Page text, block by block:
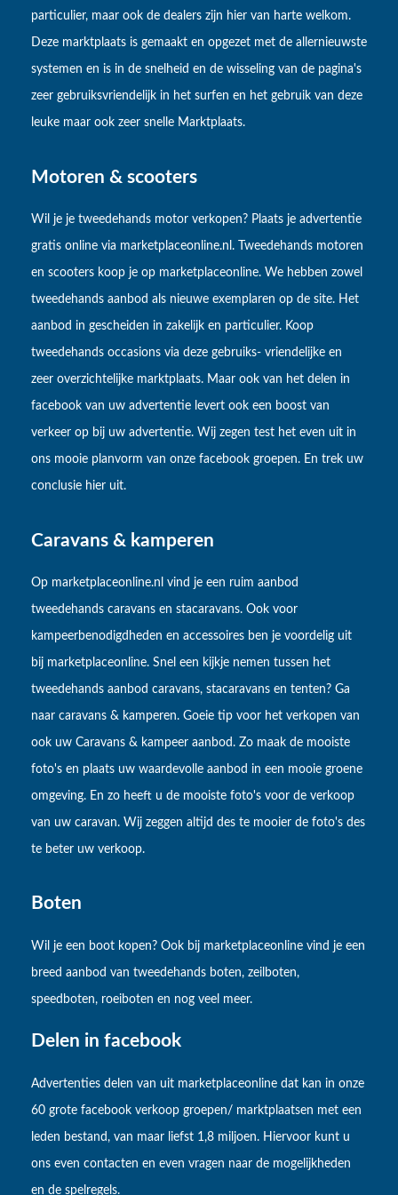
particulier, maar ook de dealers zijn hier van harte welkom.
Deze marktplaats is gemaakt en opgezet met de allernieuwste
systemen en is in de snelheid en de wisseling van de pagina's
zeer gebruiksvriendelijk in het surfen en het gebruik van deze
leuke maar ook zeer snelle Marktplaats.
Motoren & scooters
Wil je je tweedehands motor verkopen? Plaats je advertentie
gratis online via marketplaceonline.nl. Tweedehands motoren
en scooters koop je op marketplaceonline. We hebben zowel
tweedehands aanbod als nieuwe exemplaren op de site. Het
aanbod in gescheiden in zakelijk en particulier. Koop
tweedehands occasions via deze gebruiks- vriendelijke en
zeer overzichtelijke marktplaats. Maar ook van het delen in
facebook van uw advertentie levert ook een boost van
verkeer op bij uw advertentie. Wij zegen test het even uit in
ons mooie planvorm van onze facebook groepen. En trek uw
conclusie hier uit.
Caravans & kamperen
Op marketplaceonline.nl vind je een ruim aanbod
tweedehands caravans en stacaravans. Ook voor
kampeerbenodigdheden en accessoires ben je voordelig uit
bij marketplaceonline. Snel een kijkje nemen tussen het
tweedehands aanbod caravans, stacaravans en tenten? Ga
naar caravans & kamperen. Goeie tip voor het verkopen van
ook uw Caravans & kampeer aanbod. Zo maak de mooiste
foto's en plaats uw waardevolle aanbod in een mooie groene
omgeving. En zo heeft u de mooiste foto's voor de verkoop
van uw caravan. Wij zeggen altijd des te mooier de foto's des
te beter uw verkoop.
Boten
Wil je een boot kopen? Ook bij marketplaceonline vind je een
breed aanbod van tweedehands boten, zeilboten,
speedboten, roeiboten en nog veel meer.
Delen in facebook
Advertenties delen van uit marketplaceonline dat kan in onze
60 grote facebook verkoop groepen/ marktplaatsen met een
leden bestand, van maar liefst 1,8 miljoen. Hiervoor kunt u
ons even contacten en even vragen naar de mogelijkheden
en de spelregels.